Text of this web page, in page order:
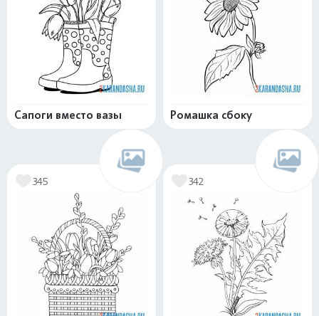
Сапоги вместо вазы Ромашка сбоку
345 342